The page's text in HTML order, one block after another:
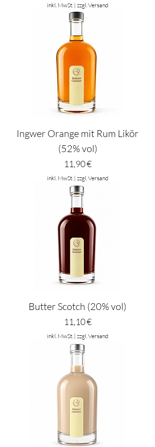
inkl. MwSt.| zzgl. Versand
Ingwer Orange mit Rum Likör
(52% vol)
Preis
11,90 €
inkl. MwSt.| zzgl. Versand
Butter Scotch (20% vol)
Preis
11,10 €
inkl. MwSt.| zzgl. Versand